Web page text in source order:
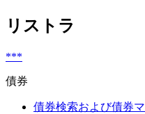
リストラ
***
債券
債券検索および債券